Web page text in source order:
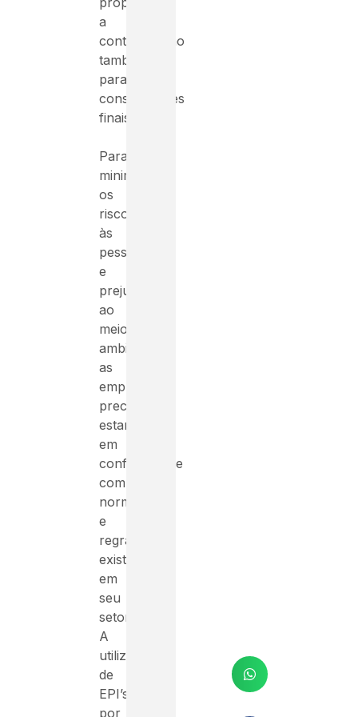
a
contaminação
também
para
consumidores
finais.
Para
minimizar
os
riscos
às
pessoas
e
prejuízos
ao
meio
ambiente,
as
empresas
precisam
estar
em
conformidade
com
normas
e
regras
existentes
em
seu
setor.
A
utilização
de
EPI’s,
por